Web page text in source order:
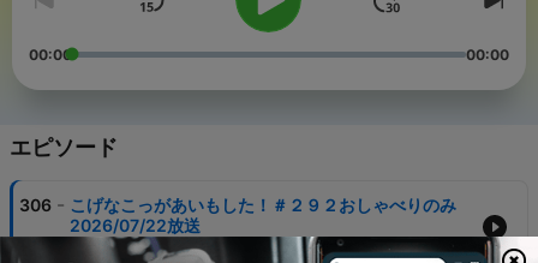
00:00 00:00
エピソード
306 - こげなこっがあいもした！＃２９２おしゃべりのみ
2026/07/22放送
06 8月 2026